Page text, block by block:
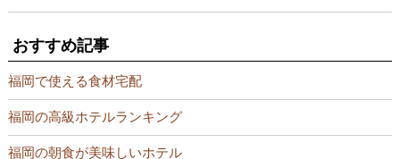
おすすめ記事
福岡で使える食材宅配
福岡の高級ホテルランキング
福岡の朝食が美味しいホテル